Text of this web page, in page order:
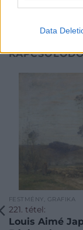
Data
FESTMÉNY, GRAFIKA
221. tétel:
Louis Aimé